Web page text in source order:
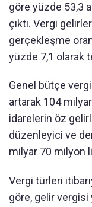
göre yüzde 53,3
çıktı. Vergi
gerçekleşme
yüzde 7,1 olarak
Genel bütçe vergi
artarak 104
idarelerin öz
düzenleyici ve
milyar 70 milyon
Vergi türleri
göre, gelir vergisi